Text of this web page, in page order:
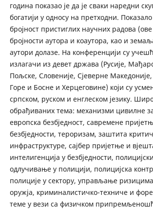
година показао је да је сваки наредни
богатији у односу на претходни.
бројност пристиглих научних радова
бројности аутора и коаутора, као и
аутори долазе. На конференцији су
излагачи из девет држава (Русије,
Пољске, Словеније, Сјеверне
Горе и Босне и Херцеговине) који су
српском, руском и енглеском језику.
обрађиваних тема: механизми цивилне
европска безбједност, савремене
безбједности, тероризам, заштита
инфраструктуре, сајбер пријетње и
интелигенција у безбједности,
одлучивање у полицији, полицијска
полиције у сектору, управљање
оружја, криминалистичко-техниче и
теме у вези са физичком